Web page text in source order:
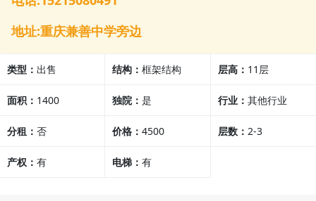
地址:重庆兼善中学旁边
类型： 出售 结构：框架结构 层高： 11层
面积： 1400 独院：是 行业： 其他行业
分租： 否 价格：4500 层数： 2-3
产权： 有 电梯：有